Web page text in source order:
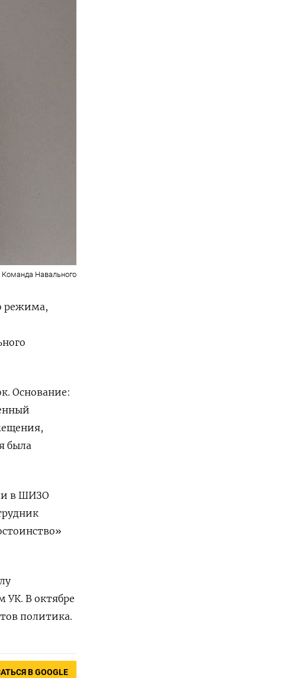
Команда Навального
режима,
Основание:
была
в ШИЗО
УК. В октябре
политика.
В GOOGLE